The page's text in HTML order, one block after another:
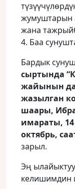
жумуштарын
жана
4. Баа
Бардык
сыртында
жайынын
жазылган
шаары,
имараты, 14
октябрь,
зарыл.
Эң
келишимдин